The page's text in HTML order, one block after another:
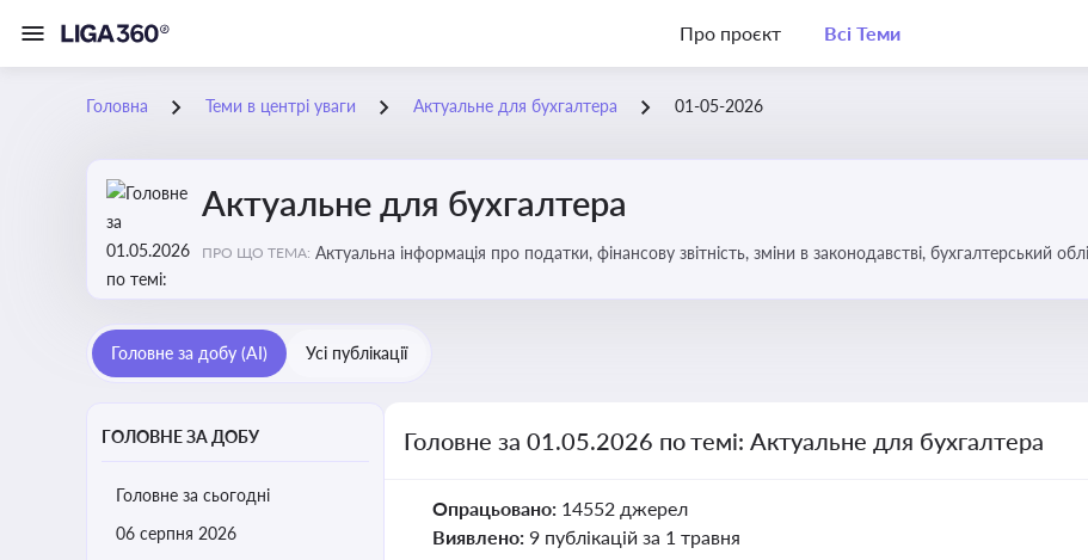
Про проєкт Всі Теми
Головна Теми в центрі уваги Актуальне для бухгалтера 01-05-2026
Актуальне для бухгалтера
ПРО ЩО ТЕМА: Актуальна інформація про податки, фінансову звітність, зміни в законодавстві, бухгалтерський
Головне за добу (AI) Усі публікації
ГОЛОВНЕ ЗА ДОБУ
Головне за сьогодні
06 серпня 2026
Головне за 01.05.2026 по темі: Актуальне для бухгалтера
Опрацьовано: 14552 джерел
Виявлено: 9 публікацій за 1 травня